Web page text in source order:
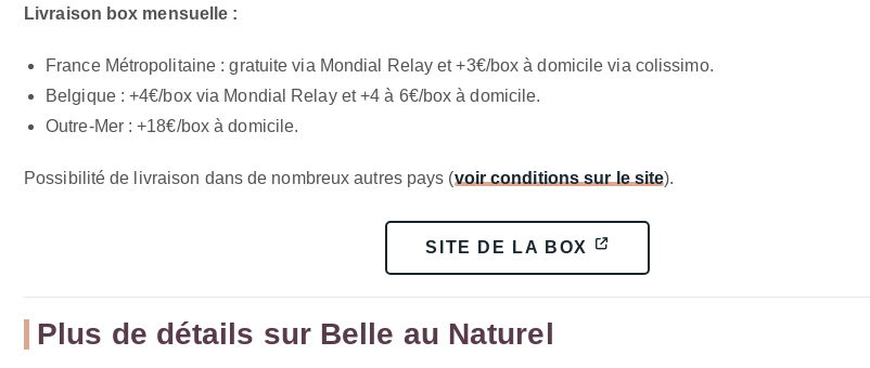
Livraison box mensuelle :
France Métropolitaine : gratuite via Mondial Relay et +3€/box à domicile via colissimo.
Belgique : +4€/box via Mondial Relay et +4 à 6€/box à domicile.
Outre-Mer : +18€/box à domicile.
Possibilité de livraison dans de nombreux autres pays (voir conditions sur le site).
SITE DE LA BOX
Plus de détails sur Belle au Naturel